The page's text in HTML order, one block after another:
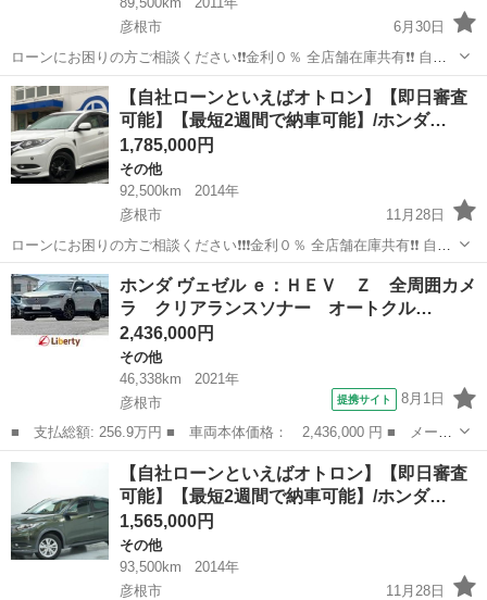
彦根市
6月30日
ローンにお困りの方ご相談ください❗️❗️金利０％ 全店舗在庫共有❗️❗️ 自社
ローン最大手❗️ ・勤続年数の短い方🆗 ・自営業をされている方🆗 ・専
業主婦をされている方🆗 ・自己破産・任意整理のご経験のある方🆗 ・
他...
滋賀 彦根市 その他 オトロン
【自社ローンといえばオトロン】【即日審査
可能】【最短2週間で納車可能】/ホンダ…
1,785,000円
その他
92,500km
2014年
彦根市
11月28日
ローンにお困りの方ご相談ください❗️❗️❗️金利０％ 全店舗在庫共有❗️❗️ 自社
ローン最大手❗️ ・勤続年数の短い方🆗 ・自営業をされている方🆗 ・専
業主婦をされている方🆗 ・自己破産・任意整理のご経験のある方🆗 ...
滋賀 彦根市 その他 ヴェゼル
ホンダ ヴェゼル ｅ：ＨＥＶ Ｚ 全周囲カメ
ラ クリアランスソナー オートクル…
2,436,000円
その他
46,338km
2021年
彦根市
提携サイト 8月1日
■ 支払総額: 256.9万円 ■ 車両本体価格： 2,436,000 円 ■ メーカ
ー名： ホンダ ■ 車種名： ヴェゼル ■ グレード名： ｅ：ＨＥ
Ｖ Ｚ 全周囲カメラ クリアランスソナー オートクルーズコント
ロール ...
滋賀 その他
【自社ローンといえばオトロン】【即日審査
可能】【最短2週間で納車可能】/ホンダ…
1,565,000円
その他
93,500km
2014年
彦根市
11月28日